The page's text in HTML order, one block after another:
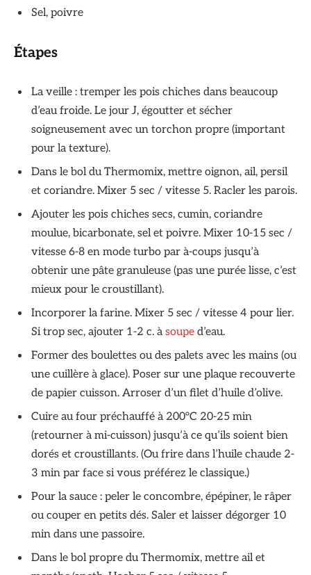
Sel, poivre
Étapes
La veille : tremper les pois chiches dans beaucoup
d’eau froide. Le jour J, égoutter et sécher
soigneusement avec un torchon propre (important
pour la texture).
Dans le bol du Thermomix, mettre oignon, ail, persil
et coriandre. Mixer 5 sec / vitesse 5. Racler les parois.
Ajouter les pois chiches secs, cumin, coriandre
moulue, bicarbonate, sel et poivre. Mixer 10-15 sec /
vitesse 6-8 en mode turbo par à-coups jusqu’à
obtenir une pâte granuleuse (pas une purée lisse, c’est
mieux pour le croustillant).
Incorporer la farine. Mixer 5 sec / vitesse 4 pour lier.
Si trop sec, ajouter 1-2 c. à soupe d’eau.
Former des boulettes ou des palets avec les mains (ou
une cuillère à glace). Poser sur une plaque recouverte
de papier cuisson. Arroser d’un filet d’huile d’olive.
Cuire au four préchauffé à 200°C 20-25 min
(retourner à mi-cuisson) jusqu’à ce qu’ils soient bien
dorés et croustillants. (Ou frire dans l’huile chaude 2-
3 min par face si vous préférez le classique.)
Pour la sauce : peler le concombre, épépiner, le râper
ou couper en petits dés. Saler et laisser dégorger 10
min dans une passoire.
Dans le bol propre du Thermomix, mettre ail et